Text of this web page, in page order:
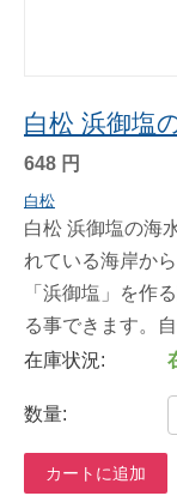
白松 浜御塩
648 円
白松
白松 浜御塩の海
れている海岸か
「浜御塩」を作
る事できます。
在庫状況:
数量:
カートに追加